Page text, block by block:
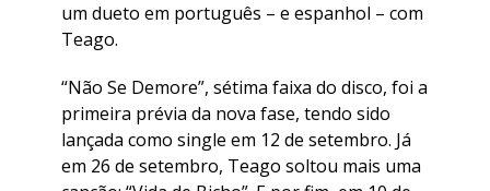
um dueto em português – e espanhol – com
Teago.
“Não Se Demore”, sétima faixa do disco, foi a
primeira prévia da nova fase, tendo sido
lançada como single em 12 de setembro. Já
em 26 de setembro, Teago soltou mais uma